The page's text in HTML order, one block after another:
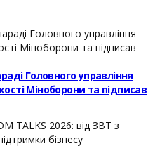
Головного управління
Міноборони та підписав